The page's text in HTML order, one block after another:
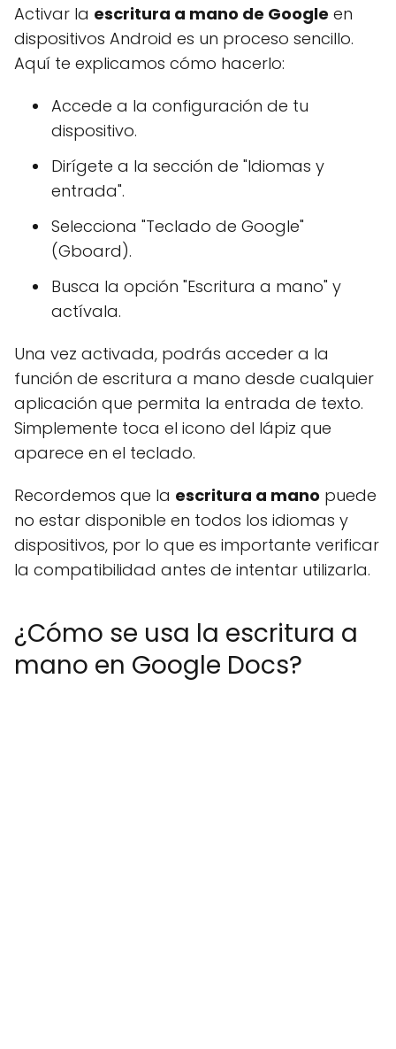
Activar la escritura a mano de Google en
dispositivos Android es un proceso sencillo.
Aquí te explicamos cómo hacerlo:
Accede a la configuración de tu
dispositivo.
Dirígete a la sección de "Idiomas y
entrada".
Selecciona "Teclado de Google"
(Gboard).
Busca la opción "Escritura a mano" y
actívala.
Una vez activada, podrás acceder a la
función de escritura a mano desde cualquier
aplicación que permita la entrada de texto.
Simplemente toca el icono del lápiz que
aparece en el teclado.
Recordemos que la escritura a mano puede
no estar disponible en todos los idiomas y
dispositivos, por lo que es importante verificar
la compatibilidad antes de intentar utilizarla.
¿Cómo se usa la escritura a
mano en Google Docs?